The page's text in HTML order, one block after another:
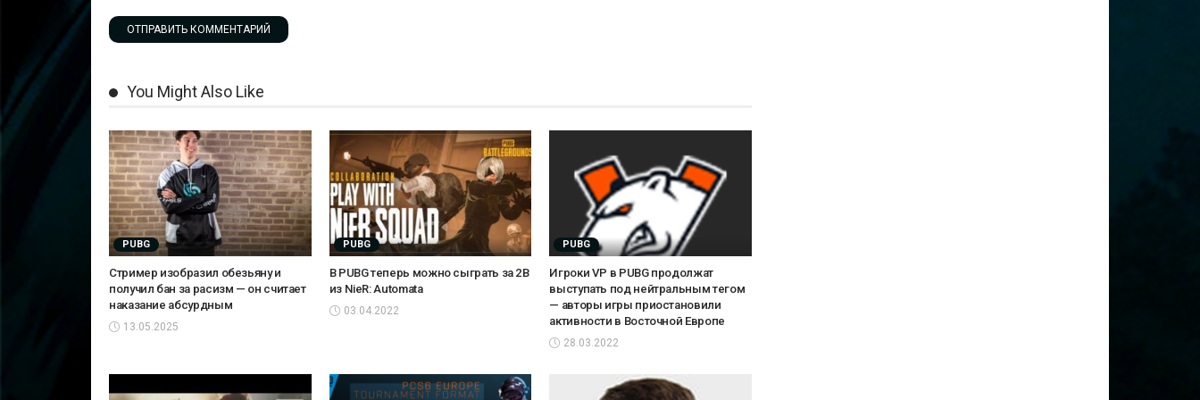
You Might Also Like
PUBG
Стример изобразил обезьяну и
получил бан за расизм — он считает
наказание абсурдным
13.05.2025
PUBG
В PUBG теперь можно сыграть за 2B
из NieR: Automata
03.04.2022
PUBG
Игроки VP в PUBG продолжат
выступать под нейтральным тегом
— авторы игры приостановили
активности в Восточной Европе
28.03.2022